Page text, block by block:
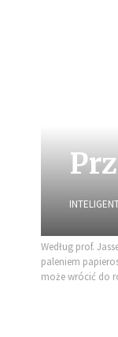
Według prof.
paleniem
może wrócić do